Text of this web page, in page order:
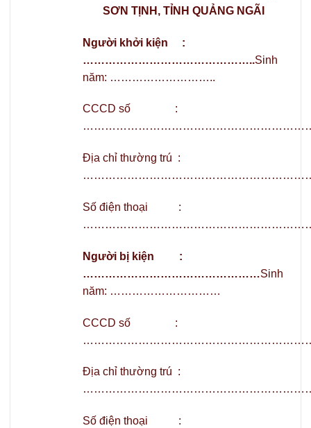
SƠN TỊNH , TỈNH QUẢNG NGÃI
Người khởi kiện :
………………………………………..Sinh
năm: ………………………..
CCCD số :
Địa chỉ thường trú :
Số điện thoại :
Người bị kiện :
…………………………………………Sinh
năm: …………………………
CCCD số :
Địa chỉ thường trú :
Số điện thoại :